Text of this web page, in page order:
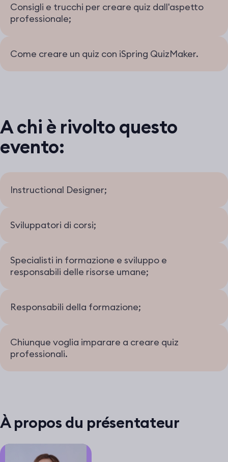
Consigli e trucchi per creare quiz dall'aspetto
professionale;
Come creare un quiz con iSpring QuizMaker.
A chi è rivolto questo
evento:
Instructional Designer;
Sviluppatori di corsi;
Specialisti in formazione e sviluppo e
responsabili delle risorse umane;
Responsabili della formazione;
Chiunque voglia imparare a creare quiz
professionali.
À propos du présentateur